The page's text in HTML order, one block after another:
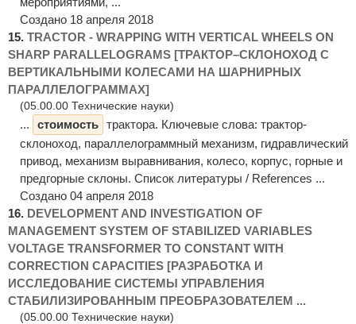
Создано 18 апреля 2018
15. TRACTOR - WRAPPING WITH VERTICAL WHEELS ON
SHARP PARALLELOGRAMS [ТРАКТОР–СКЛОНОХОД С
ВЕРТИКАЛЬНЫМИ КОЛЕСАМИ НА ШАРНИРНЫХ
ПАРАЛЛЕЛОГРАММАХ]
(05.00.00 Технические науки)
... стоимость трактора. Ключевые слова: трактор-
склоноход, параллелограммный механизм, гидравлический
привод, механизм выравнивания, колесо, корпус, горные и
предгорные склоны. Список литературы / References ...
Создано 04 апреля 2018
16. DEVELOPMENT AND INVESTIGATION OF
MANAGEMENT SYSTEM OF STABILIZED VARIABLES
VOLTAGE TRANSFORMER TO CONSTANT WITH
CORRECTION CAPACITIES [РАЗРАБОТКА И
ИССЛЕДОВАНИЕ СИСТЕМЫ УПРАВЛЕНИЯ
СТАБИЛИЗИРОВАННЫМ ПРЕОБРАЗОВАТЕЛЕМ ...
(05.00.00 Технические науки)